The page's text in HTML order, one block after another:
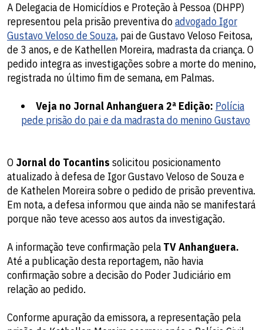
A Delegacia de Homicídios e Proteção à Pessoa (DHPP)
representou pela prisão preventiva doadvogado Igor
Gustavo Veloso de Souza, pai de Gustavo Veloso Feitosa,
de 3 anos, e de Kathellen Moreira, madrasta da criança. O
pedido integra as investigações sobre a morte do menino,
registrada no último fim de semana, em Palmas.
Veja no Jornal Anhanguera 2ª Edição: Polícia
pede prisão do pai e da madrasta do menino Gustavo
O Jornal do Tocantins solicitou posicionamento
atualizado à defesa de Igor Gustavo Veloso de Souza e
de Kathelen Moreira sobre o pedido de prisão preventiva.
Em nota, a defesa informou que ainda não se manifestará
porque não teve acesso aos autos da investigação.
A informação teve confirmação pela TV Anhanguera.
Até a publicação desta reportagem, não havia
confirmação sobre a decisão do Poder Judiciário em
relação ao pedido.
Conforme apuração da emissora, a representação pela